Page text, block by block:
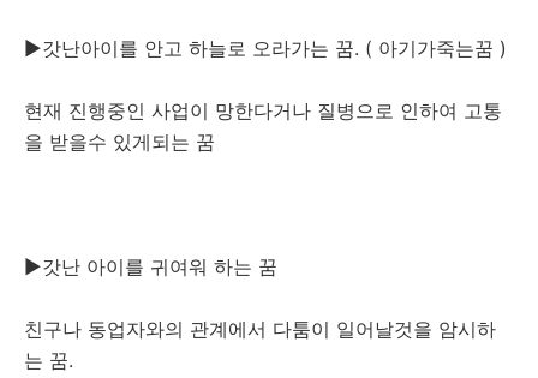
▶갓난아이를 안고 하늘로 오라가는 꿈. ( 아기가죽는꿈 )
현재 진행중인 사업이 망한다거나 질병으로 인하여 고통
을 받을수 있게되는 꿈
▶갓난 아이를 귀여워 하는 꿈
친구나 동업자와의 관계에서 다툼이 일어날것을 암시하
는 꿈.